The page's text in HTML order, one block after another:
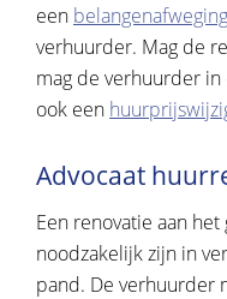
een belangenafweging
verhuurder. Mag de
mag de verhuurder in
ook een
Advocaat
Een renovatie aan
noodzakelijk zijn in
pand. De verhuurder